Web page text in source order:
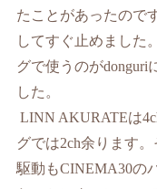
たことがあったので
してすぐ止めました
グで使うのがdonguri
した。
LINN AKURATEは
グでは2ch余ります。
駆動もCINEMA30の